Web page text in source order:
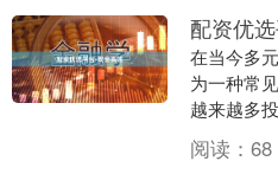
配资优
在当今多
为一种常
越来越多
上琳琅满
安全又高
阅读： 68